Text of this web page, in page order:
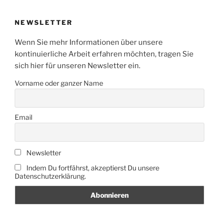
NEWSLETTER
Wenn Sie mehr Informationen über unsere
kontinuierliche Arbeit erfahren möchten, tragen Sie
sich hier für unseren Newsletter ein.
Vorname oder ganzer Name
Email
Newsletter
Indem Du fortfährst, akzeptierst Du unsere
Datenschutzerklärung.